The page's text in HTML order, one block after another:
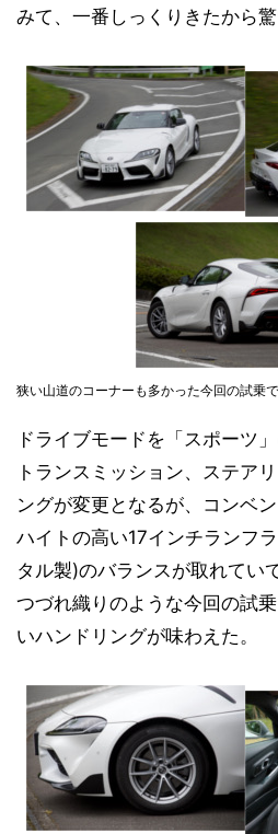
みて、一番しっくりきたから驚
狭い山道のコーナーも多かった今回の試乗
ドライブモードを「スポーツ
トランスミッション、ステア
ングが変更となるが、コンベ
ハイトの高い17インチランフ
タル製)のバランスが取れてい
つづれ織りのような今回の試
いハンドリングが味わえた。